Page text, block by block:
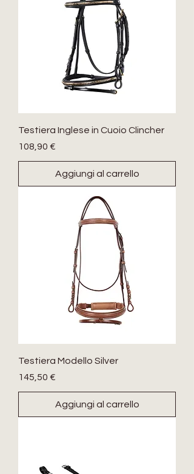
Testiera Inglese in Cuoio Clincher
Prezzo
108,90 €
Aggiungi al carrello
Testiera Modello Silver
Prezzo
145,50 €
Aggiungi al carrello